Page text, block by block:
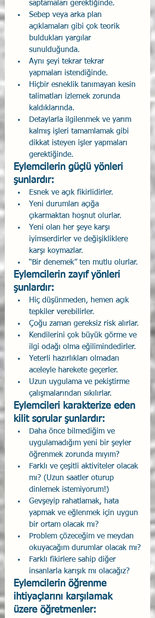
saptamaları gerektiğinde.
Sebep veya arka plan
açıklamaları gibi çok teorik
buldukları yargılar
sunulduğunda.
Aynı şeyi tekrar tekrar
yapmaları istendiğinde.
Hiçbir esneklik tanımayan kesin
talimatları izlemek zorunda
kaldıklarında.
Detaylarla ilgilenmek ve yarım
kalmış işleri tamamlamak gibi
dikkat isteyen işler yapmaları
gerektiğinde.
Eylemcilerin güçlü yönleri
şunlardır:
Esnek ve açık fikirlidirler.
Yeni durumları açığa
çıkarmaktan hoşnut olurlar.
Yeni olan her şeye karşı
iyimserdirler ve değişikliklere
karşı koymazlar.
“Bir denemek” ten mutlu olurlar.
Eylemcilerin zayıf yönleri
şunlardır:
Hiç düşünmeden, hemen açık
tepkiler verebilirler.
Çoğu zaman gereksiz risk alırlar.
Kendilerini çok büyük görme ve
ilgi odağı olma eğilimindedirler.
Yeterli hazırlıkları olmadan
aceleyle harekete geçerler.
Uzun uygulama ve pekiştirme
çalışmalarından sıkılırlar.
Eylemcileri karakterize eden
kilit sorular şunlardır:
Daha önce bilmediğim ve
uygulamadığım yeni bir şeyler
öğrenmek zorunda mıyım?
Farklı ve çeşitli aktiviteler olacak
mı? (Uzun saatler oturup
dinlemek istemiyorum!)
Gevşeyip rahatlamak, hata
yapmak ve eğlenmek için uygun
bir ortam olacak mı?
Problem çözeceğim ve meydan
okuyacağım durumlar olacak mı?
Farklı fikirlere sahip diğer
insanlarla karışık mı olacağız?
Eylemcilerin öğrenme
ihtiyaçlarını karşılamak
üzere öğretmenler: